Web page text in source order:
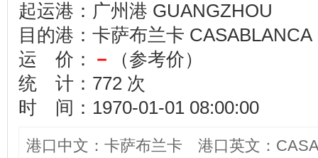
起运港：广州港 GUANGZHOU
目的港：卡萨布兰卡 CASABLANCA
运 价：
－
（参考价）
统 计：772 次
时 间：1970-01-01 08:00:00
港口中文：卡萨布兰卡 港口英文：